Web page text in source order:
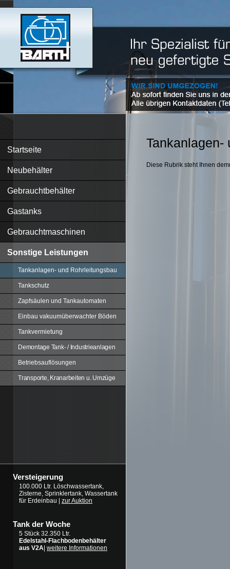
Startseite
Neubehälter
Gebrauchtbehälter
Gastanks
Gebrauchtmaschinen
Sonstige Leistungen
Tankanlagen- und Rohrleitungsbau
Tankschutz
Zapfsäulen und Tankautomaten
Einbau vakuumüberwachter Böden
Tankvermietung
Demontage Tank- / Industrieanlagen
Betriebsauflösungen
Transporte, Kranarbeiten u. Umzüge
Versteigerung
100.000 Ltr. Löschwassertank,
Zisterne, Sprinklertank, Wassertank
für Erdeinbau | zur Auktion
Tank der Woche
5 Stück 32.350 Ltr.
Edelstahl-Flachbodenbehälter
aus V2A weitere Informationen
Tankanlagen-
Diese Rubrik steht Ihnen